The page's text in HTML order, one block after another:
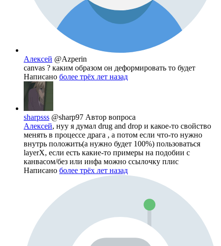
Алексей @Azperin
canvas ? каким образом он деформировать то будет
Написано более трёх лет назад
sharpsss @sharp97 Автор вопроса
Алексей, нуу я думал drug and drop и какое-то свойство
менять в процессе драга , а потом если что-то нужно
внутрь положить(а нужно будет 100%) пользоваться
layerX, если есть какие-то примеры на подобии с
канвасом/без или инфа можно ссылочку плис
Написано более трёх лет назад